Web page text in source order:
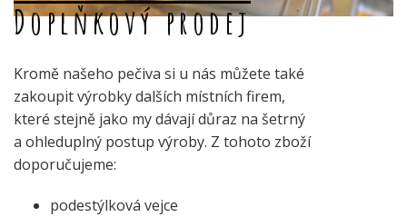
Doplňkový prodej
Kromě našeho pečiva si u nás můžete také
zakoupit výrobky dalších místních firem,
které stejně jako my dávají důraz na šetrný
a ohleduplný postup výroby. Z tohoto zboží
doporučujeme:
podestýlková vejce